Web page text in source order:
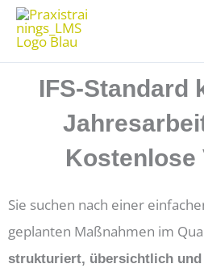
Zum
Inhalt
springen
IFS-Standard
Kostenlose
Sie suchen nach einer
geplanten Maßnahmen im
strukturiert, übersichtlich und